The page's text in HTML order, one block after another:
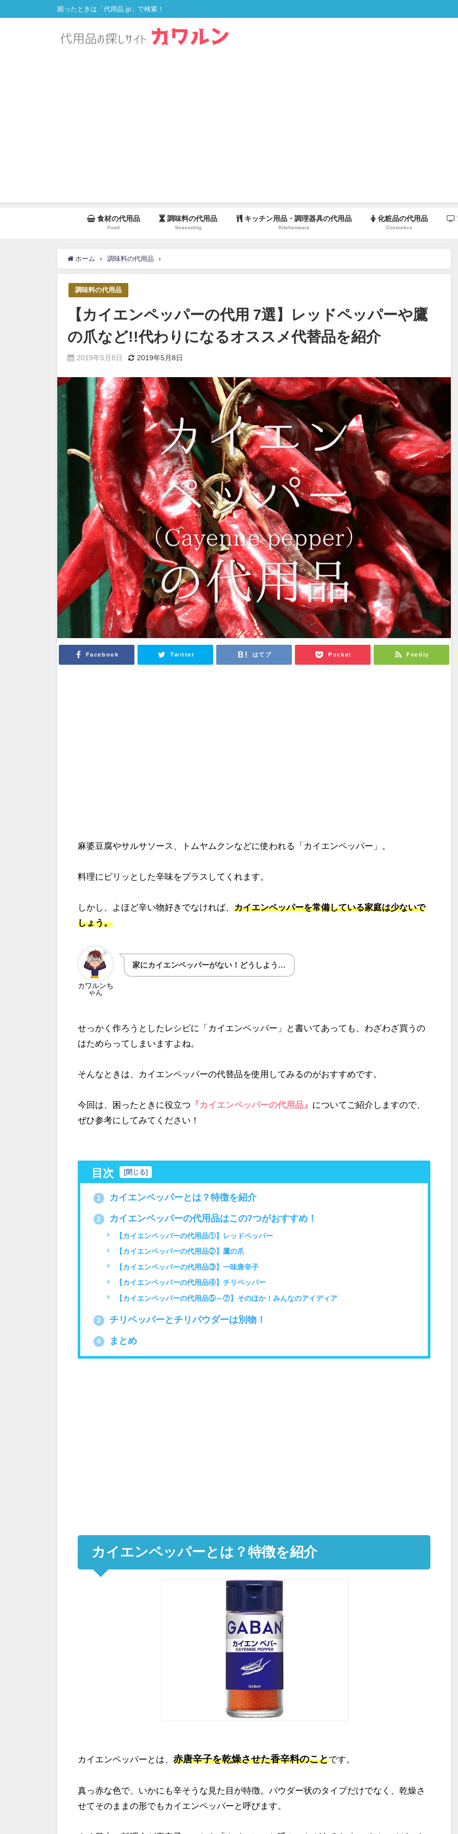
困ったときは「代用品.jp」で検索！
食材の代用品
Food
調味料の代用品
Seasoning
キッチン用品・調理器具の代用品
Kitchenware
化粧品の代用品
Cosmetics
ホーム 調味料の代用品
調味料の代用品
【カイエンペッパーの代用 7選】レッドペッパーや鷹
の爪など!!代わりになるオススメ代替品を紹介
2019年5月8日 2019年5月8日
Facebook Twitter はてブ Pocket Feedly
麻婆豆腐やサルサソース、トムヤムクンなどに使われる「カイエンペッパー」。
料理にピリッとした辛味をプラスしてくれます。
しかし、よほど辛い物好きでなければ、 カイエンペッパーを常備している家庭は少ないで
しょう。
カワルンち
ゃん
家にカイエンペッパーがない！どうしよう…
せっかく作ろうとしたレシピに「カイエンペッパー」と書いてあっても、わざわざ買うの
はためらってしまいますよね。
そんなときは、カイエンペッパーの代替品を使用してみるのがおすすめです。
今回は、困ったときに役立つ 『カイエンペッパーの代用品』 についてご紹介しますので、
ぜひ参考にしてみてください！
目次 [閉じる]
1 カイエンペッパーとは？特徴を紹介
2 カイエンペッパーの代用品はこの7つがおすすめ！
【カイエンペッパーの代用品①】レッドペッパー
【カイエンペッパーの代用品②】鷹の爪
【カイエンペッパーの代用品③】一味唐辛子
【カイエンペッパーの代用品④】チリペッパー
【カイエンペッパーの代用品⑤～⑦】そのほか！みんなのアイディア
3 チリペッパーとチリパウダーは別物！
4 まとめ
カイエンペッパーとは？特徴を紹介
カイエンペッパーとは、 赤唐辛子を乾燥させた香辛料のことです。
真っ赤な色で、いかにも辛そうな見た目が特徴。パウダー状のタイプだけでなく、乾燥さ
せてそのままの形でもカイエンペッパーと呼びます。